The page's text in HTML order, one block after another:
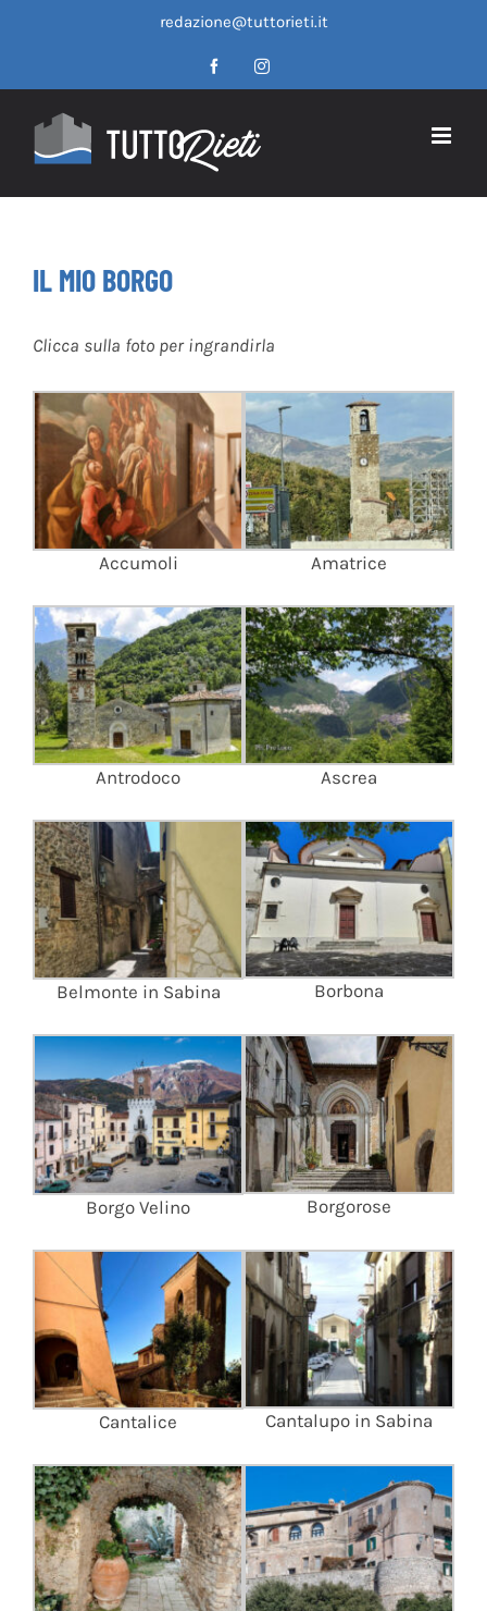
redazione@tuttorieti.it
FacebookInstagram
IL MIO BORGO
Clicca sulla foto per ingrandirla
Accumoli Amatrice
Antrodoco Ascrea
Belmonte in Sabina Borbona
Borgo Velino Borgorose
Cantalice Cantalupo in Sabina